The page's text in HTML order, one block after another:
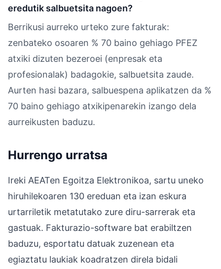
eredutik salbuetsita nagoen?
Berrikusi aurreko urteko zure fakturak:
zenbateko osoaren % 70 baino gehiago PFEZ
atxiki dizuten bezeroei (enpresak eta
profesionalak) badagokie, salbuetsita zaude.
Aurten hasi bazara, salbuespena aplikatzen da %
70 baino gehiago atxikipenarekin izango dela
aurreikusten baduzu.
Hurrengo urratsa
Ireki AEATen Egoitza Elektronikoa, sartu uneko
hiruhilekoaren 130 ereduan eta izan eskura
urtarriletik metatutako zure diru-sarrerak eta
gastuak. Fakturazio-software bat erabiltzen
baduzu, esportatu datuak zuzenean eta
egiaztatu laukiak koadratzen direla bidali